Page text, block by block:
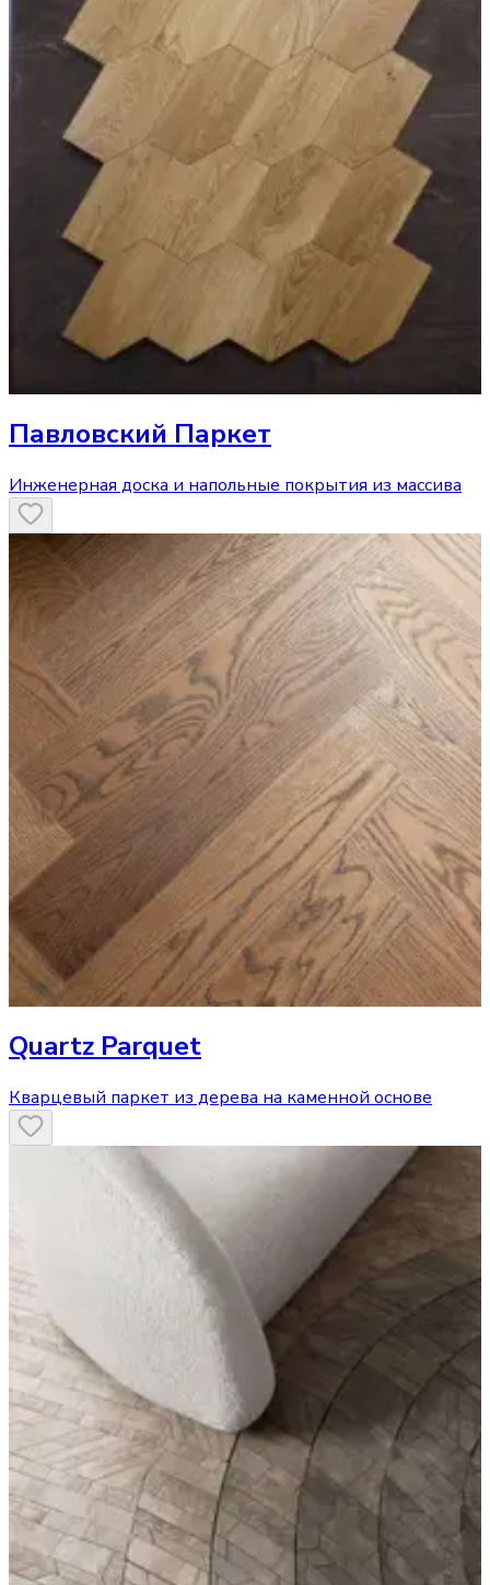
Павловский Паркет
Инженерная доска и напольные покрытия из массива
Quartz Parquet
Кварцевый паркет из дерева на каменной основе